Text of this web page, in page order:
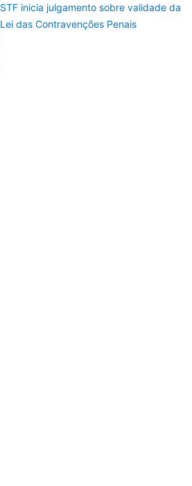
STF inicia julgamento sobre validade da
Lei das Contravenções Penais